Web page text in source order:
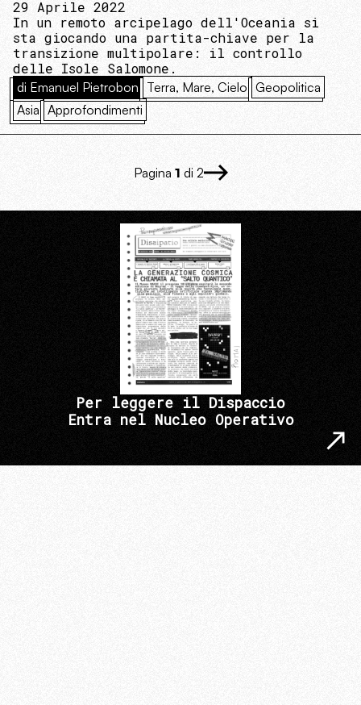
29 Aprile 2022
In un remoto arcipelago dell'Oceania si
sta giocando una partita-chiave per la
transizione multipolare: il controllo
delle Isole Salomone.
di Emanuel Pietrobon Terra, Mare, Cielo Geopolitica
Asia Approfondimenti
Pagina 1 di 2
Per leggere il Dispaccio
Entra nel Nucleo Operativo